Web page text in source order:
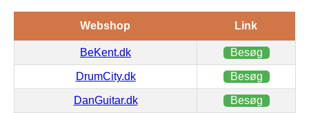
Webshop Link
BeKent.dk Besøg
DrumCity.dk Besøg
DanGuitar.dk Besøg